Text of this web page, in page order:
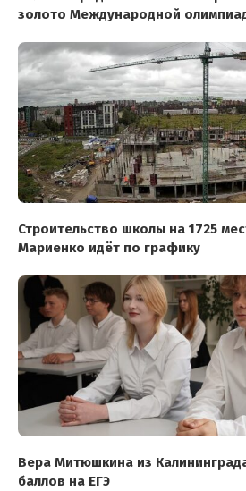
золото Международной
Строительство школы на 1725
Мариенко идёт по графику
Вера Митюшкина из
баллов на ЕГЭ